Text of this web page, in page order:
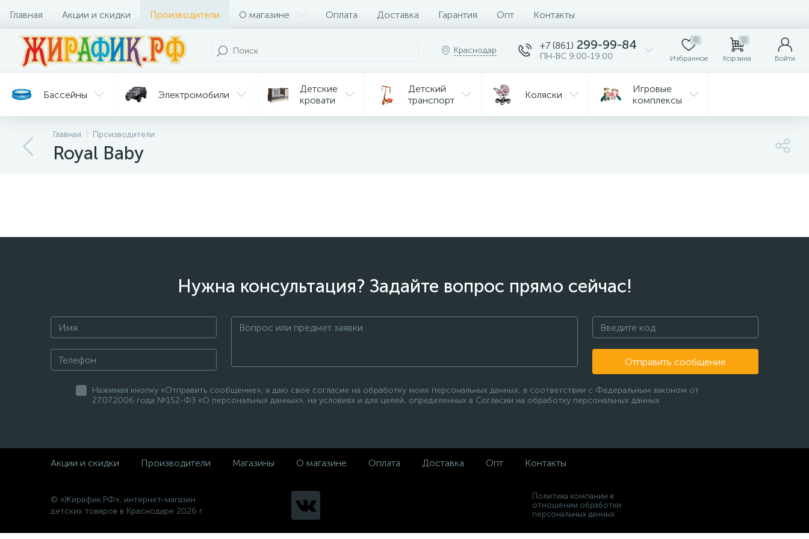
Главная Акции и скидки Производители О магазине Оплата Доставка Гарантия Опт Контакты
Краснодар +7 (861) 299-99-84
ПН-ВС 9:00-19:00
0
Избранное
0
Корзина Войти
Бассейны Электромобили
Детские
кровати
Детский
транспорт
Коляски
Игровые
комплексы
Батуты Велосипеды
Главная Производители
Royal Baby
Нужна консультация? Задайте вопрос прямо сейчас!
Отправить сообщение
Нажимая кнопку «Отправить сообщение», я даю свое согласие на обработку моих персональных данных, в соответствии с Федеральным законом от
27.07.2006 года №152-ФЗ «О персональных данных», на условиях и для целей, определенных в Согласии на обработку персональных данных
Акции и скидки Производители Магазины О магазине Оплата Доставка Опт Контакты
© «Жирафик.РФ», интернет-магазин
детских товаров в Краснодаре 2026 г.
Политика компании в
отношении обработки
персональных данных